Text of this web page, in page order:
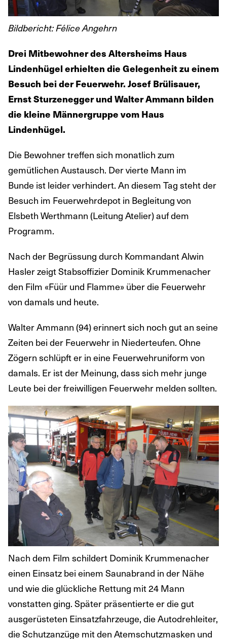
Bildbericht: Félice Angehrn
Drei Mitbewohner des Altersheims Haus
Lindenhügel erhielten die Gelegenheit zu einem
Besuch bei der Feuerwehr. Josef Brülisauer,
Ernst Sturzenegger und Walter Ammann bilden
die kleine Männergruppe vom Haus
Lindenhügel.
Die Bewohner treffen sich monatlich zum
gemütlichen Austausch. Der vierte Mann im
Bunde ist leider verhindert. An diesem Tag steht der
Besuch im Feuerwehrdepot in Begleitung von
Elsbeth Werthmann (Leitung Atelier) auf dem
Programm.
Nach der Begrüssung durch Kommandant Alwin
Hasler zeigt Stabsoffizier Dominik Krummenacher
den Film «Füür und Flamme» über die Feuerwehr
von damals und heute.
Walter Ammann (94) erinnert sich noch gut an seine
Zeiten bei der Feuerwehr in Niederteufen. Ohne
Zögern schlüpft er in eine Feuerwehruniform von
damals. Er ist der Meinung, dass sich mehr junge
Leute bei der freiwilligen Feuerwehr melden sollten.
Nach dem Film schildert Dominik Krummenacher
einen Einsatz bei einem Saunabrand in der Nähe
und wie die glückliche Rettung mit 24 Mann
vonstatten ging. Später präsentierte er die gut
ausgerüsteten Einsatzfahrzeuge, die Autodrehleiter,
die Schutzanzüge mit den Atemschutzmasken und